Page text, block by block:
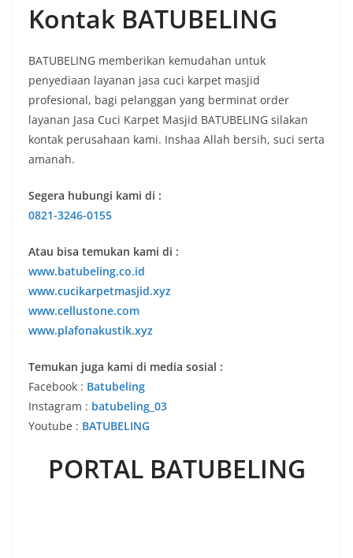
Kontak BATUBELING
BATUBELING memberikan kemudahan untuk
penyediaan layanan jasa cuci karpet masjid
profesional, bagi pelanggan yang berminat order
layanan Jasa Cuci Karpet Masjid BATUBELING silakan
kontak perusahaan kami. Inshaa Allah bersih, suci serta
amanah.
Segera hubungi kami di :
0821-3246-0155
Atau bisa temukan kami di :
www.batubeling.co.id
www.cucikarpetmasjid.xyz
www.cellustone.com
www.plafonakustik.xyz
Temukan juga kami di media sosial :
Facebook : Batubeling
Instagram : batubeling_03
Youtube : BATUBELING
PORTAL BATUBELING